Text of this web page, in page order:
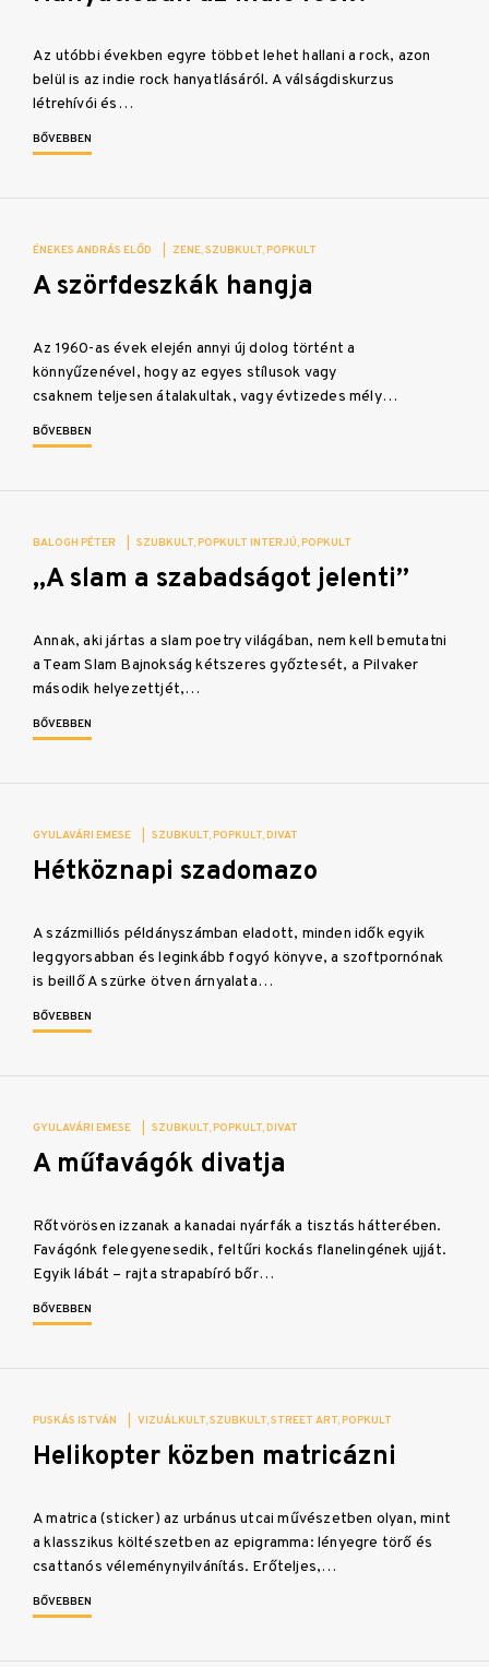
Az utóbbi években egyre többet lehet hallani a rock, azon
belül is az indie rock hanyatlásáról. A válságdiskurzus
létrehívói és…
BŐVEBBEN
ÉNEKES ANDRÁS ELŐD ZENE SZUBKULT POPKULT
A szörfdeszkák hangja
Az 1960-as évek elején annyi új dolog történt a
könnyűzenével, hogy az egyes stílusok vagy
csaknem teljesen átalakultak, vagy évtizedes mély…
BŐVEBBEN
BALOGH PÉTER SZUBKULT POPKULT INTERJÚ POPKULT
„A slam a szabadságot jelenti”
Annak, aki jártas a slam poetry világában, nem kell bemutatni
a Team Slam Bajnokság kétszeres győztesét, a Pilvaker
második helyezettjét,…
BŐVEBBEN
GYULAVÁRI EMESE SZUBKULT POPKULT DIVAT
Hétköznapi szadomazo
A százmilliós példányszámban eladott, minden idők egyik
leggyorsabban és leginkább fogyó könyve, a szoftpornónak
is beillő A szürke ötven árnyalata…
BŐVEBBEN
GYULAVÁRI EMESE SZUBKULT POPKULT DIVAT
A műfavágók divatja
Rőtvörösen izzanak a kanadai nyárfák a tisztás hátterében.
Favágónk felegyenesedik, feltűri kockás flanelingének ujját.
Egyik lábát – rajta strapabíró bőr…
BŐVEBBEN
PUSKÁS ISTVÁN VIZUÁLKULT SZUBKULT STREET ART POPKULT
Helikopter közben matricázni
A matrica (sticker) az urbánus utcai művészetben olyan, mint
a klasszikus költészetben az epigramma: lényegre törő és
csattanós véleménynyilvánítás. Erőteljes,…
BŐVEBBEN